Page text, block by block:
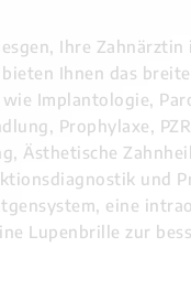
Ihre Zahnärztin
Ihnen das
wie Implantologie,
Prophylaxe,
Ästhetische
und
eine
Lupenbrille zur